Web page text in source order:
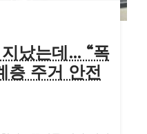
났는데… “폭
층 주거 안전